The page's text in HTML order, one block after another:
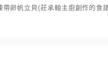
帶卵帆立貝(莊承翰主廚創作的食